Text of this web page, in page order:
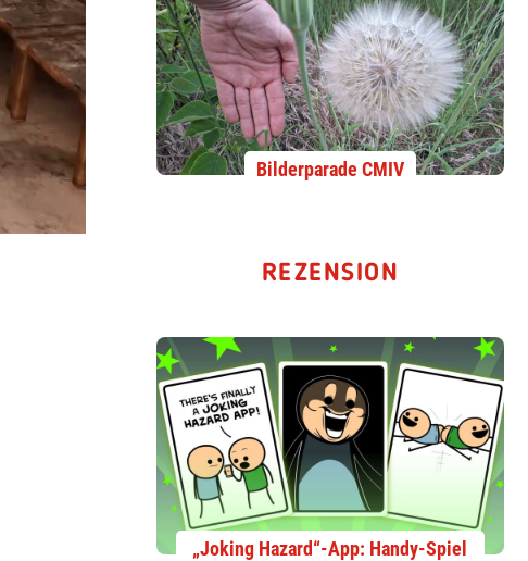
Bilderparade CMIV
REZENSION
„Joking Hazard“-App: Handy-Spiel